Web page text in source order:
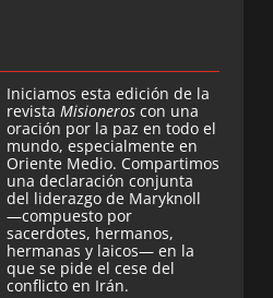
Iniciamos esta edición de la
revista Misioneros con una
oración por la paz en todo el
mundo, especialmente en
Oriente Medio. Compartimos
una declaración conjunta
del liderazgo de Maryknoll
—compuesto por
sacerdotes, hermanos,
hermanas y laicos— en la
que se pide el cese del
conflicto en Irán.